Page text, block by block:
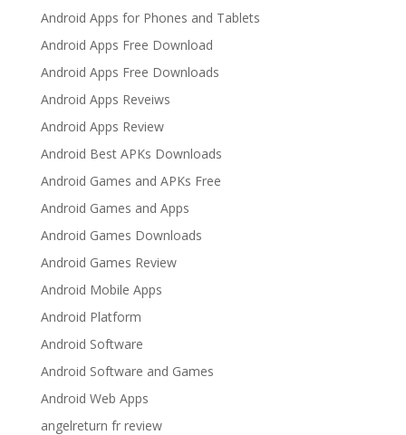
Android Apps for Phones and Tablets
Android Apps Free Download
Android Apps Free Downloads
Android Apps Reveiws
Android Apps Review
Android Best APKs Downloads
Android Games and APKs Free
Android Games and Apps
Android Games Downloads
Android Games Review
Android Mobile Apps
Android Platform
Android Software
Android Software and Games
Android Web Apps
angelreturn fr review